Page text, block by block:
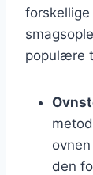
populære
den